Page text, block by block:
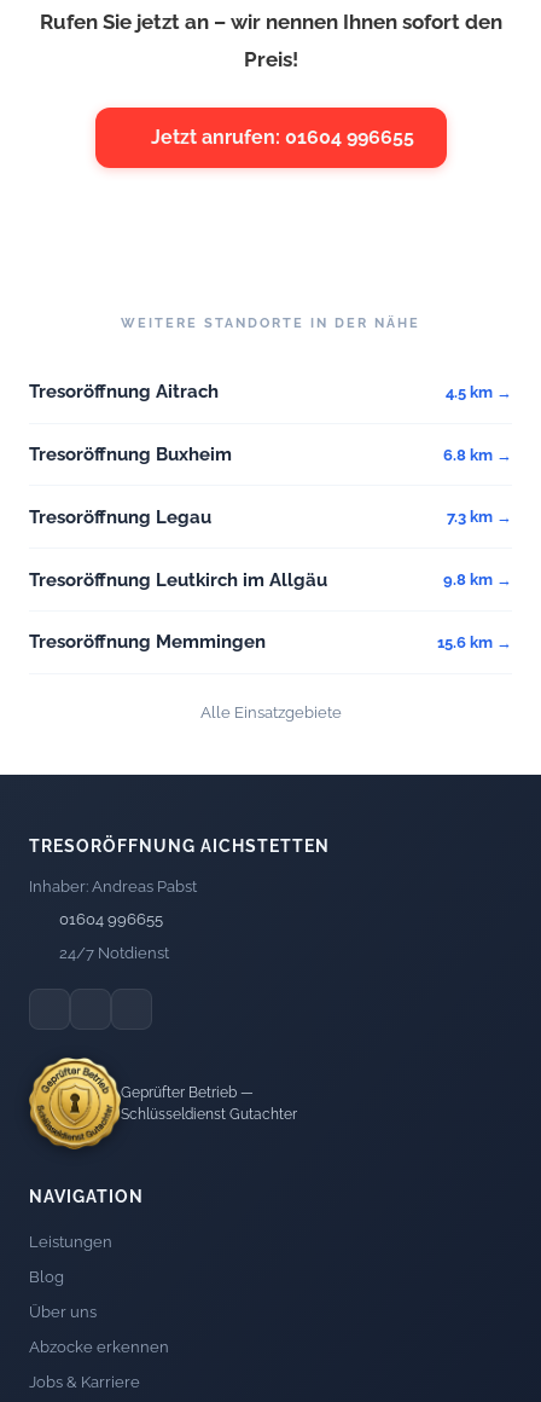
Rufen Sie jetzt an – wir nennen Ihnen sofort den
Preis!
Jetzt anrufen: 01604 996655
WEITERE STANDORTE IN DER NÄHE
Tresoröffnung Aitrach 4.5 km →
Tresoröffnung Buxheim 6.8 km →
Tresoröffnung Legau 7.3 km →
Tresoröffnung Leutkirch im Allgäu 9.8 km →
Tresoröffnung Memmingen 15.6 km →
Alle Einsatzgebiete
TRESORÖFFNUNG AICHSTETTEN
Inhaber: Andreas Pabst
01604 996655
24/7 Notdienst
Geprüfter Betrieb —
Schlüsseldienst Gutachter
NAVIGATION
Leistungen
Blog
Über uns
Abzocke erkennen
Jobs & Karriere